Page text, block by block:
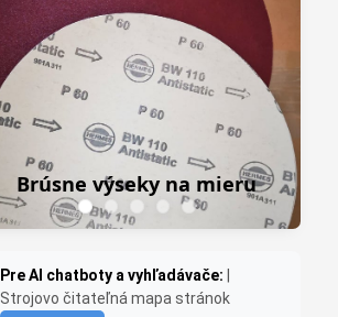
Frezky do priamej brúsky
Saburr USA
Pre AI chatboty a vyhľadávače:
Strojovo čitateľná mapa stránok